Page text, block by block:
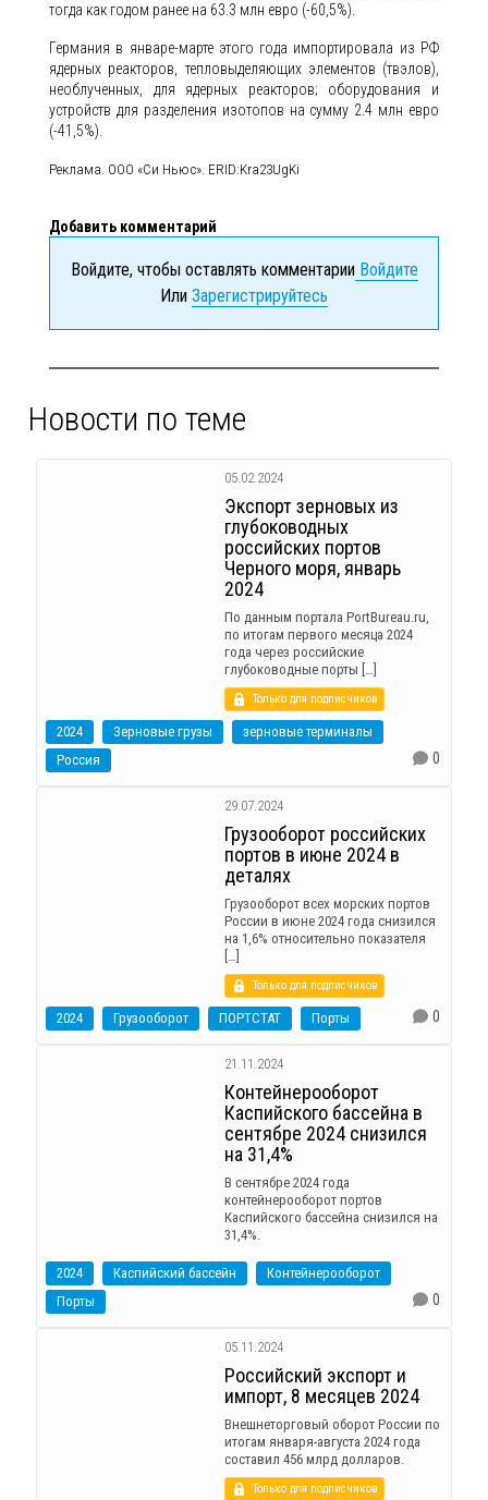
тогда как годом ранее на 63.3 млн евро (-60,5%).
Германия в январе-марте этого года импортировала из РФ
ядерных реакторов, тепловыделяющих элементов (твэлов),
необлученных, для ядерных реакторов; оборудования и
устройств для разделения изотопов на сумму 2.4 млн евро
(-41,5%).
Реклама. ООО «Си Ньюс». ERID:Kra23UgKi
Добавить комментарий
Войдите, чтобы оставлять комментарииВойдите
Или Зарегистрируйтесь
Новости по теме
05.02.2024
Экспорт зерновых из
глубоководных
российских портов
Черного моря, январь
2024
По данным портала PortBureau.ru,
по итогам первого месяца 2024
года через российские
глубоководные порты […]
Только для подписчиков
2024 Зерновые грузы
зерновые терминалы
Россия
0
29.07.2024
Грузооборот российских
портов в июне 2024 в
деталях
Грузооборот всех морских портов
России в июне 2024 года снизился
на 1,6% относительно показателя
[…]
Только для подписчиков
2024 Грузооборот ПОРТСТАТ Порты 0
21.11.2024
Контейнерооборот
Каспийского бассейна в
сентябре 2024 снизился
на 31,4%
В сентябре 2024 года
контейнерооборот портов
Каспийского бассейна снизился на
31,4%.
2024 Каспийский бассейн
Контейнерооборот
Порты
0
05.11.2024
Российский экспорт и
импорт, 8 месяцев 2024
Внешнеторговый оборот России по
итогам января-августа 2024 года
составил 456 млрд долларов.
Только для подписчиков